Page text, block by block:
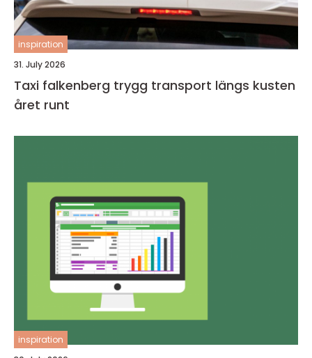
inspiration
31. July 2026
Taxi falkenberg trygg transport längs kusten
året runt
inspiration